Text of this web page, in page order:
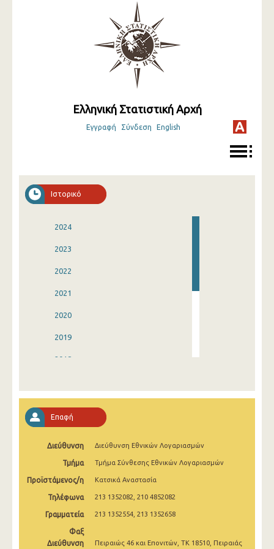
Ελληνική Στατιστική Αρχή
Εγγραφή Σύνδεση English
Ιστορικό
2024
2023
2022
2021
2020
2019
2018
2015
2014
2013
Επαφή
Διεύθυνση Διεύθυνση Εθνικών Λογαριασμών
Τμήμα Τμήμα Σύνθεσης Εθνικών Λογαριασμών
Προϊστάμενος/η Κατσικά Αναστασία
Τηλέφωνα 213 1352082, 210 4852082
Γραμματεία 213 1352554, 213 1352658
Φαξ
Διεύθυνση
Πειραιώς 46 και Επονιτών, ΤΚ 18510, Πειραιάς